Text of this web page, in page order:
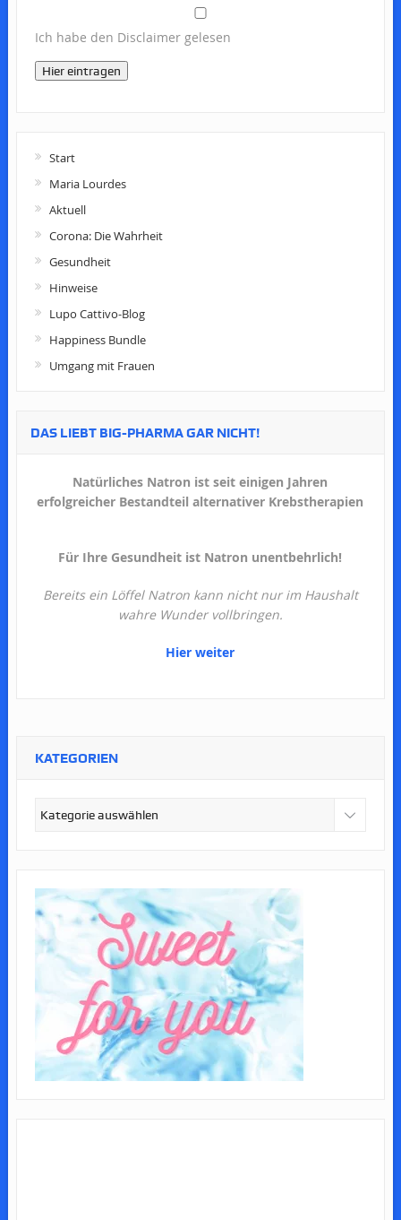
Ich habe den Disclaimer gelesen
Hier eintragen
Start
Maria Lourdes
Aktuell
Corona: Die Wahrheit
Gesundheit
Hinweise
Lupo Cattivo-Blog
Happiness Bundle
Umgang mit Frauen
DAS LIEBT BIG-PHARMA GAR NICHT!
Natürliches Natron ist seit einigen Jahren
erfolgreicher Bestandteil alternativer Krebstherapien
Für Ihre Gesundheit ist Natron unentbehrlich!
Bereits ein Löffel Natron kann nicht nur im Haushalt
wahre Wunder vollbringen.
Hier weiter
KATEGORIEN